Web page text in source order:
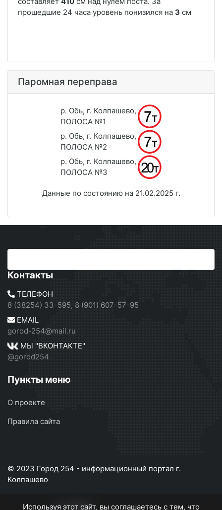
Паромная переправа
р. Обь, г. Колпашево,
ПОЛОСА №1
р. Обь, г. Колпашево,
ПОЛОСА №2
р. Обь, г. Колпашево,
ПОЛОСА №3
Данные по состоянию на 21.02.2025 г.
Контакты
ТЕЛЕФОН
8 (38254) 33-595, 8 (901) 607-57-95
EMAIL
gorod-254@mail.ru
МЫ "ВКОНТАКТЕ"
@gorod254
Пункты меню
О проекте
Правила сайта
© 2023 Город 254 - информационный портал г.
Колпашево
Используя этот сайт, вы соглашаетесь с тем, что